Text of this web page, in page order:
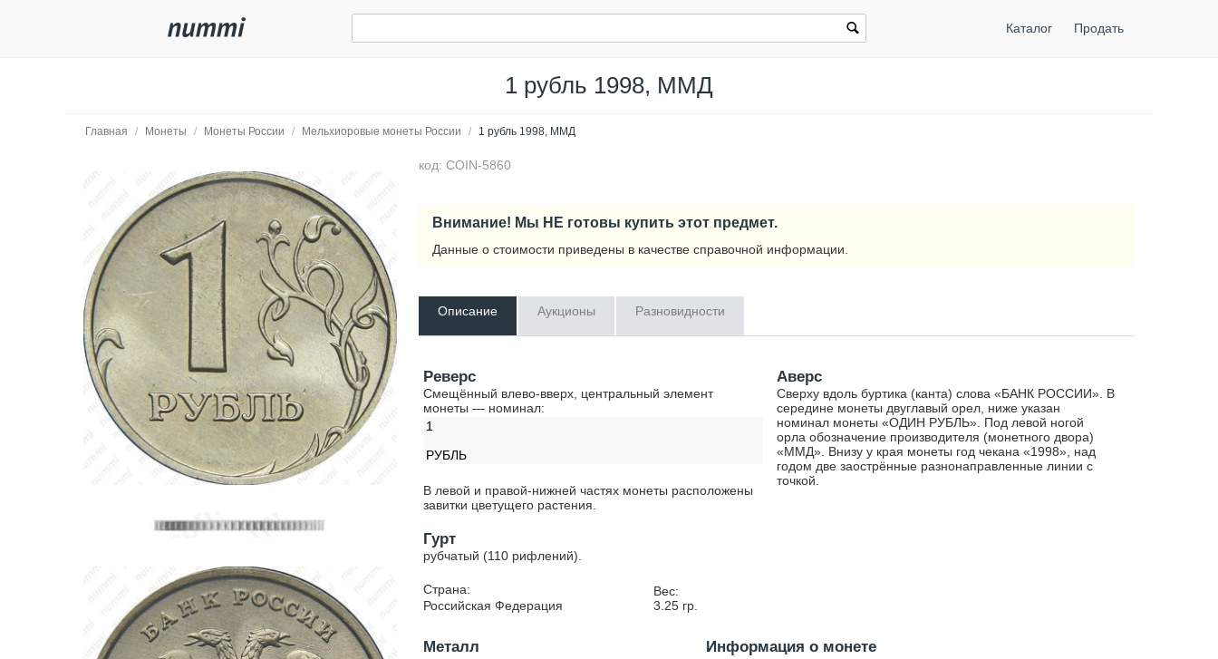
Каталог Продать
1 рубль 1998, ММД
Главная / Монеты / Монеты России / Мельхиоровые монеты России / 1 рубль 1998, ММД
код: COIN-5860
Внимание! Мы НЕ готовы купить этот предмет.
Данные о стоимости приведены в качестве справочной информации.
Описание Аукционы Разновидности
Реверс
Смещённый влево-вверх, центральный элемент
монеты — номинал:
1
РУБЛЬ
В левой и правой-нижней частях монеты расположены
завитки цветущего растения.
Аверс
Сверху вдоль буртика (канта) слова «БАНК РОССИИ». В
середине монеты двуглавый орел, ниже указан
номинал монеты «ОДИН РУБЛЬ». Под левой ногой
орла обозначение производителя (монетного двора)
«ММД». Внизу у края монеты год чекана «1998», над
годом две заострённые разнонаправленные линии с
точкой.
Гурт
рубчатый (110 рифлений).
Страна:
Российская Федерация
Вес:
3.25гр.
Металл Информация о монете